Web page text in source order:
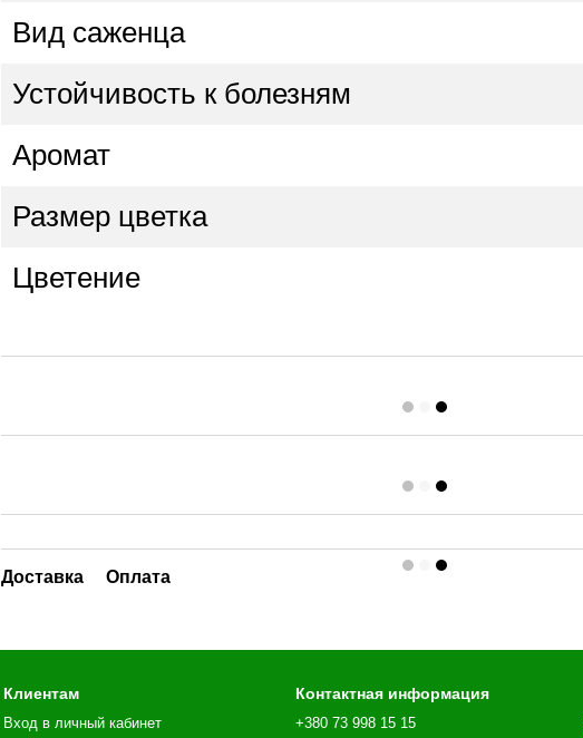
Вид саженца
Устойчивость к болезням
Аромат
Размер цветка
Цветение
Доставка Оплата
Клиентам
Вход в личный кабинет
Контактная информация
+380 73 998 15 15